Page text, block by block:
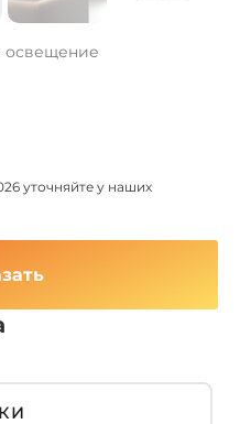
освещение
уточняйте у наших